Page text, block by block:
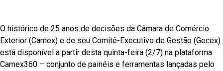
O histórico de 25 anos de decisões da Câmara de Comércio
Exterior (Camex) e de seu Comitê-Executivo de Gestão (Gecex)
está disponível a partir desta quinta-feira (2/7) na plataforma
Camex360 – conjunto de painéis e ferramentas lançadas pelo